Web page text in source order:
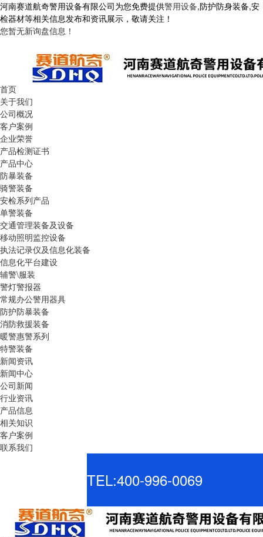
河南赛道航奇警用设备有限公司为您免费提供警用设备,防护防身装备,安
检器材等相关信息发布和资讯展示，敬请关注！
您暂无新询盘信息！
首页
关于我们
公司概况
客户案例
企业荣誉
产品检测证书
产品中心
防暴装备
骑警装备
安检系列产品
单警装备
交通管理装备及设备
移动照明监控设备
执法记录仪及信息化装备
信息化平台建设
辅警\服装
警灯警报器
常规办公警用器具
防护防暴装备
消防救援装备
暖警惠警系列
特警装备
新闻资讯
新闻中心
公司新闻
行业资讯
产品信息
相关知识
客户案例
联系我们
TEL:400-996-0069